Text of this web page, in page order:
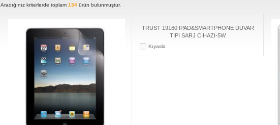
Aradığınız kriterlerde toplam 134 ürün bulunmuştur.
TRUST 19160 IPAD&SMARTPHONE DUVAR
TIPI SARJ CIHAZI-5W
Kıyasla